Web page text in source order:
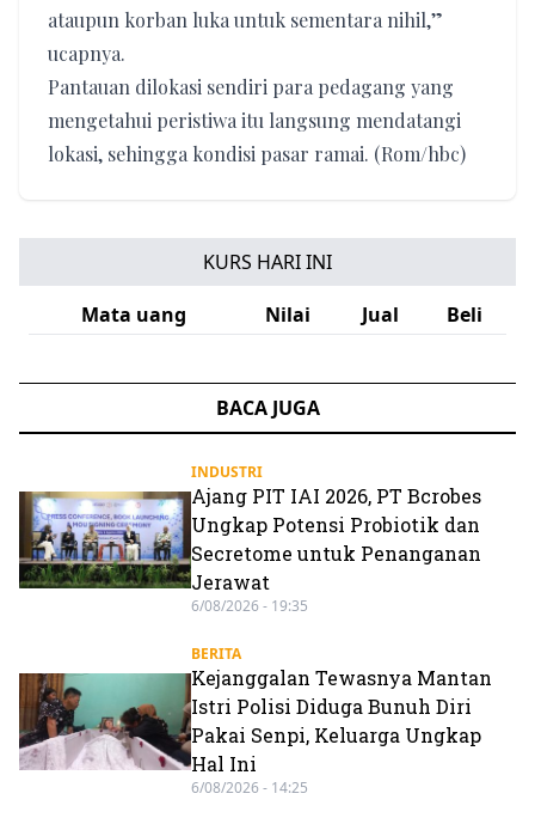
ataupun korban luka untuk sementara nihil,”
ucapnya.
Pantauan dilokasi sendiri para pedagang yang
mengetahui peristiwa itu langsung mendatangi
lokasi, sehingga kondisi pasar ramai. (Rom/hbc)
KURS HARI INI
Mata uang
Nilai Jual Beli
BACA JUGA
INDUSTRI
Ajang PIT IAI 2026, PT Bcrobes
Ungkap Potensi Probiotik dan
Secretome untuk Penanganan
Jerawat
6/08/2026 - 19:35
BERITA
Kejanggalan Tewasnya Mantan
Istri Polisi Diduga Bunuh Diri
Pakai Senpi, Keluarga Ungkap
Hal Ini
6/08/2026 - 14:25